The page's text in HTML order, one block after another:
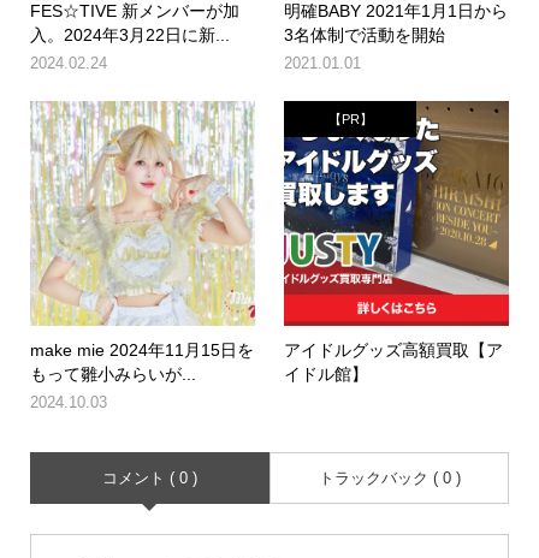
FES☆TIVE 新メンバーが加
入。2024年3月22日に新...
2024.02.24
明確BABY 2021年1月1日から
3名体制で活動を開始
2021.01.01
make mie 2024年11月15日を
もって雛小みらいが...
2024.10.03
【PR】
アイドルグッズ高額買取【ア
イドル館】
コメント ( 0 ) トラックバック ( 0 )